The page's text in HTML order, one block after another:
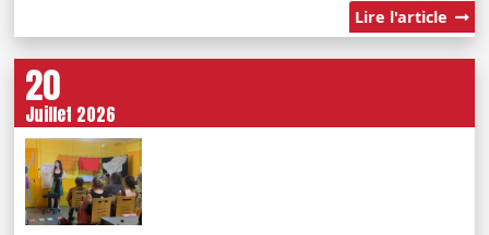
Lire l'article
20
Juillet 2026